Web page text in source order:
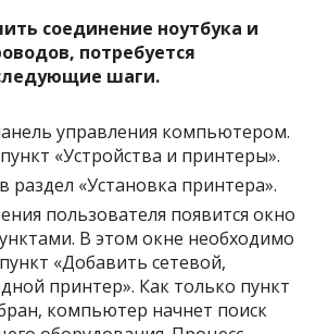
соединение ноутбука и
потребуется
шаги.
управления компьютером.
«Устройства и принтеры».
раздел «Установка принтера».
пользователя появится окно
В этом окне необходимо
«Добавить сетевой,
принтер». Как только пункт
компьютер начнет поиск